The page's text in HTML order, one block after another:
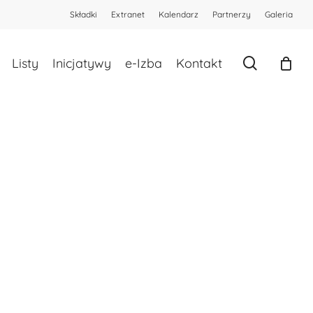
Składki Extranet Kalendarz Partnerzy Galeria
Listy Inicjatywy e-Izba Kontakt search